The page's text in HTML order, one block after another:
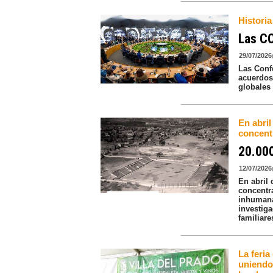
Las
29/07/2026
Las
globales
En
12/07/2026
En abril
La feria